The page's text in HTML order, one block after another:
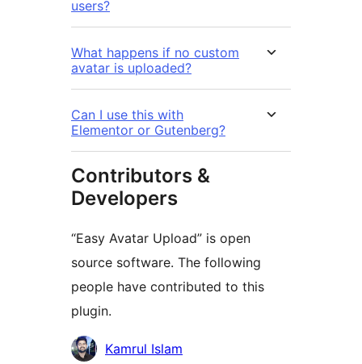
users?
What happens if no custom
avatar is uploaded?
Can I use this with
Elementor or Gutenberg?
Contributors &
Developers
“Easy Avatar Upload” is open
source software. The following
people have contributed to this
plugin.
Contributors
Kamrul Islam